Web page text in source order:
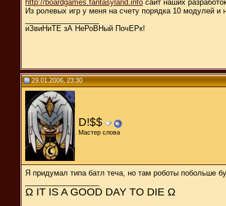
http://boardgames.fantasyland.info сайт наших
Из ролевых игр у меня на счету порядка 10 модулей и
иЗвиНиТЕ зА НеРоВНый ПочЕРк!
29.01.2006, 23:30
D!$$
Мастер слова
Я придумал типа батл теча, но там роботы побольше
Ω IT IS A GOOD DAY TO DIE Ω